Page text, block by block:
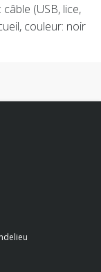
(USB, lice,
couleur: noir